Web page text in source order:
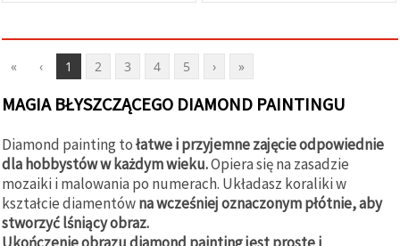
« ‹ 1 2 3 4 5 › »
MAGIA BŁYSZCZĄCEGO DIAMOND PAINTINGU
Diamond painting tołatwe i przyjemne zajęcie odpowiednie
dla hobbystów w każdym wieku.Opiera się na zasadzie
mozaiki i malowania po numerach. Układasz koraliki w
kształcie diamentówna wcześniej oznaczonym płótnie, aby
stworzyć lśniący obraz.